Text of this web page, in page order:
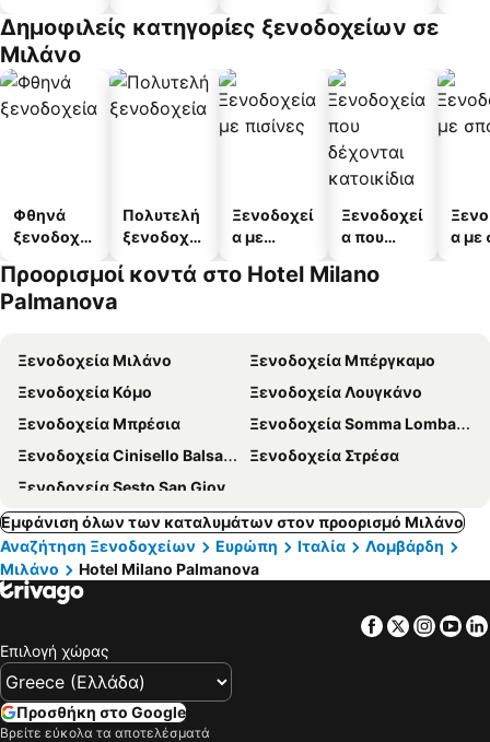
α
Δημοφιλείς κατηγορίες ξενοδοχείων σε
Μιλάνο
Φθηνά
ξενοδοχεί
Πολυτελή
ξενοδοχεί
Ξενοδοχεί
α με
Ξενοδοχεί
α που
κατοικίδι
α με
Προορισμοί κοντά στο Hotel Milano
Palmanova
Ξενοδοχεία Μιλάνο
Ξενοδοχεία Μπέργκαμο
Ξενοδοχεία Κόμο
Ξενοδοχεία Λουγκάνο
Ξενοδοχεία Μπρέσια
Ξενοδοχεία Somma Lombardo
Ξενοδοχεία Cinisello Balsamo
Ξενοδοχεία Στρέσα
Ξενοδοχεία Sesto San Giovanni
Εμφάνιση όλων των καταλυμάτων στον προορισμό Μιλάνο
Αναζήτηση Ξενοδοχείων
Ευρώπη Ιταλία
Λομβάρδη
Μιλάνο
Hotel Milano Palmanova
Facebook
Twitter
Επιλογή χώρας
Προσθήκη στο Google
Βρείτε εύκολα τα αποτελέσματά